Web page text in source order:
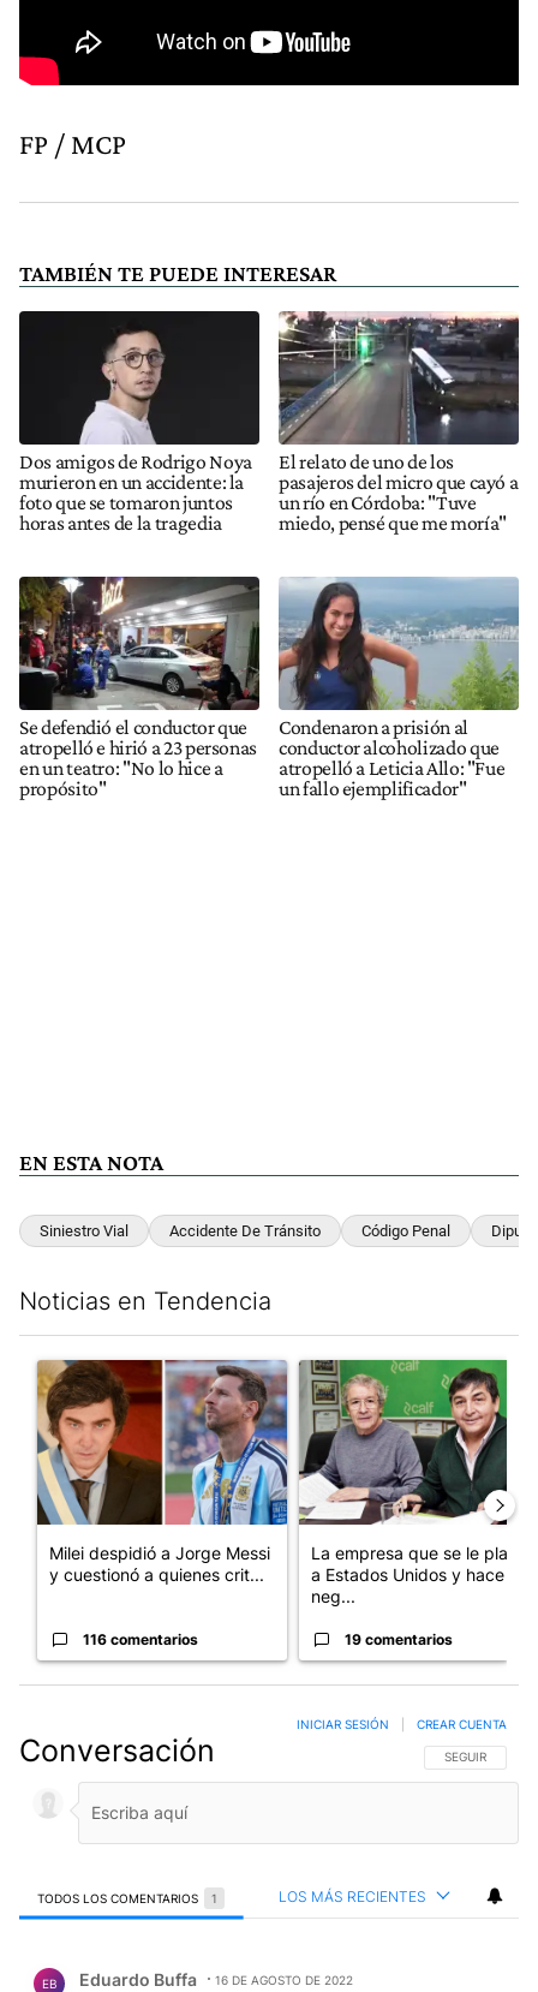
FP / MCP
TAMBIÉN TE PUEDE INTERESAR
Dos amigos de Rodrigo Noya
murieron en un accidente: la
foto que se tomaron juntos
horas antes de la tragedia
El relato de uno de los
pasajeros del micro que cayó a
un río en Córdoba: "Tuve
miedo, pensé que me moría"
Se defendió el conductor que
atropelló e hirió a 23 personas
en un teatro: "No lo hice a
propósito"
Condenaron a prisión al
conductor alcoholizado que
atropelló a Leticia Allo: "Fue
un fallo ejemplificador"
EN ESTA NOTA
Siniestro Vial Accidente De Tránsito Código Penal
Noticias en Tendencia
Un artículo de tendencia con el título "Milei despidió a Jorge
Milei despidió a Jorge Messi
y cuestionó a quienes crit...
116 comentarios
Un artículo de tendencia con
La empresa que se le plantó
a Estados Unidos y hace
neg...
19 comentarios
Conversación SIGA ESTA
SEGUIR
INICIAR SESIÓN CREAR CUENTA
TODOS LOS COMENTARIOS 1 LOS MÁS RECIENTES
EB Eduardo Buffa 16 DE AGOSTO DE 2022